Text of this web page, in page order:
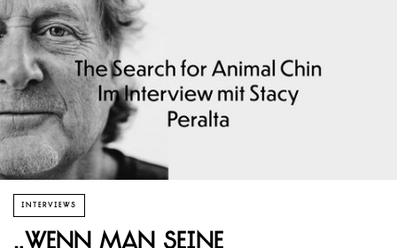
INTERVIEWS
„Wenn man seine